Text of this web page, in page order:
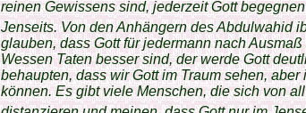
reinen Gewissens sind, jederzeit Gott
Jenseits. Von den Anhängern des Abdulwahid
glauben, dass Gott für jedermann nach
Wessen Taten besser sind, der werde Gott
behaupten, dass wir Gott im Traum sehen,
können. Es gibt viele Menschen, die sich von